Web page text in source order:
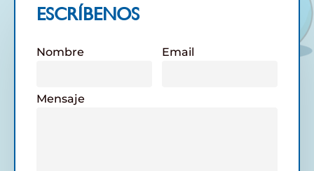
ESCRÍBENOS
Nombre Email
Mensaje